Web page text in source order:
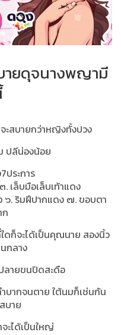
ยดุจนางพญามี
ะสบายกว่าหญิงทั้งปวง
ปลีน่องน้อย
ประการ
เล็บมือเล็บเท้าแดง
๖. ริมฝีปากแดง ๗. ขอบตา
ดก็จะได้เป็นคุณนาย สองนิ้ว
กลาง
ลายขนปิดสะดือ
บากจนตาย ใต้นมก็เช่นกัน
บาย
ะได้เป็นใหญ่